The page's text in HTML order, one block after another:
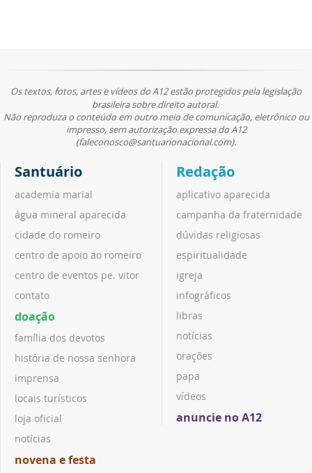
Os textos, fotos, artes e vídeos do A12 estão protegidos pela legislação
brasileira sobre direito autoral.
Não reproduza o conteúdo em outro meio de comunicação, eletrônico ou
impresso, sem autorização expressa do A12
(faleconosco@santuarionacional.com).
Santuário
academia marial
água mineral aparecida
cidade do romeiro
centro de apoio ao romeiro
centro de eventos pe. vitor
contato
doação
família dos devotos
história de nossa senhora
imprensa
locais turísticos
loja oficial
notícias
novena e festa
Redação
aplicativo aparecida
campanha da fraternidade
dúvidas religiosas
espiritualidade
igreja
infográficos
libras
notícias
orações
papa
vídeos
anuncie no A12